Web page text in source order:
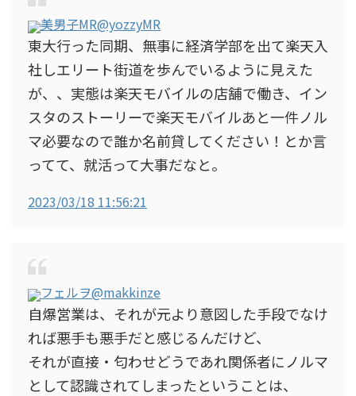
美男子MR@yozzyMR
東大行った同期、無事に経済学部を出て楽天入
社しエリート街道を歩んでいるように見えた
が、、実態は楽天モバイルの店舗で働き、イン
スタのストーリーで楽天モバイルあと一件ノル
マ必要なので誰か名前貸してください！とか言
ってて、就活って大事だなと。
2023/03/18 11:56:21
フェルヲ@makkinze
自爆営業は、それが元より意図した手段でなけ
れば悪手も悪手だと感じるんだけど、
それが直接・匂わせどうであれ関係者にノルマ
として認識されてしまったということは、